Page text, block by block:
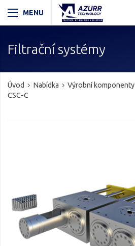
Filtrační systémy
Úvod Nabídka Výrobní komponenty
CSC-C